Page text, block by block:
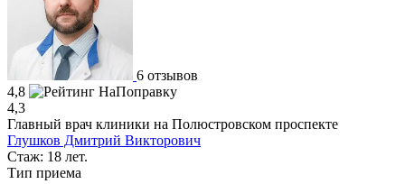
6 отзывов
4,8
4,3
Главный врач клиники на Полюстровском проспекте
Глушков Дмитрий Викторович
Стаж: 18 лет.
Тип приема